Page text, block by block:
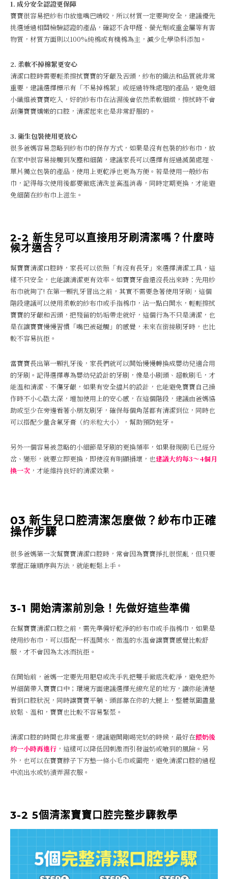
1. 成分安全認證更保障
寶寶很容易把紗布巾放進嘴巴啃咬，所以材質一定要夠安全，建議優先
挑選通過相關檢驗認證的產品，確認不含甲醛、螢光劑或重金屬等有害
物質，材質方面則以100%純棉或有機棉為主，減少化學染料添加。
2. 柔軟不掉棉絮更安心
清潔口腔時需要輕柔擦拭寶寶的牙齦及舌頭，紗布的織法和品質就非常
重要，建議選擇標示有「不易掉棉絮」或經過特殊處理的產品，避免細
小纖維被寶寶吃入，好的紗布巾在沾濕後會依然柔軟細緻，擦拭時不會
刮傷寶寶嬌嫩的口腔，清潔起來也是非常舒服的。
3. 衛生包裝使用更放心
很多爸媽容易忽略到紗布巾的保存方式，如果是沒有包裝的紗布巾，放
在家中很容易接觸到灰塵和細菌，建議家長可以選擇有經過滅菌處理、
單片獨立包裝的產品，使用上更乾淨也更為方便。若是使用一般紗布
巾，記得每次使用後都要徹底清洗並高溫消毒，同時定期更換，才能避
免細菌在紗布巾上滋生。
2-2 新生兒可以直接用牙刷清潔嗎？什麼時
候才適合？
幫寶寶清潔口腔時，家長可以依照「有沒有長牙」來選擇清潔工具，這
樣不只安全，也能讓清潔更有效率。如寶寶牙齒還沒長出來時：先用紗
布巾就夠了! 在第一顆乳牙冒出之前，其實不需要急著使用牙刷，這個
階段建議可以使用柔軟的紗布巾或手指棉巾，沾一點白開水，輕輕擦拭
寶寶的牙齦和舌頭，把殘留的奶垢帶走就好，這個行為不只是清潔，也
是在讓寶寶慢慢習慣「嘴巴被碰觸」的感覺，未來在銜接刷牙時，也比
較不容易抗拒。
當寶寶長出第一顆乳牙後，家長們就可以開始慢慢轉換成嬰幼兒適合用
的牙刷。記得選擇專為嬰幼兒設計的牙刷，像是小刷頭、超軟刷毛，才
能溫和清潔、不傷牙齦，如果有安全擋片的設計，也能避免寶寶自己操
作時不小心戳太深，增加使用上的安心感，在這個階段，建議由爸媽協
助或至少在旁邊看著小朋友刷牙，確保每個角落都有清潔到位，同時也
可以搭配少量含氟牙膏（約米粒大小），幫助預防蛀牙。
另外一個容易被忽略的小細節是牙刷的更換頻率，如果發現刷毛已經分
岔、變形，就要立即更換，即使沒有明顯損壞，也建議大約每3～4個月
換一次 ，才能維持良好的清潔效果。
03 新生兒口腔清潔怎麼做？紗布巾正確
操作步驟
很多爸媽第一次幫寶寶清潔口腔時，常會因為寶寶掙扎很慌亂，但只要
掌握正確順序與方法，就能輕鬆上手。
3-1 開始清潔前別急！先做好這些準備
在幫寶寶清潔口腔之前，需先準備好乾淨的紗布巾或手指棉巾，如果是
使用紗布巾，可以搭配一杯溫開水，微溫的水溫會讓寶寶感覺比較舒
服，才不會因為太冰而抗拒。
在開始前，爸媽一定要先用肥皂或洗手乳把雙手徹底洗乾淨，避免把外
界細菌帶入寶寶口中；環境方面建議選擇光線充足的地方，讓你能清楚
看到口腔狀況，同時讓寶寶平躺、頭部靠在你的大腿上，整體氛圍盡量
放鬆、溫和，寶寶也比較不容易緊張。
清潔口腔的時間也非常重要，建議避開剛喝完奶的時候，最好在餵奶後
約一小時再進行 ，這樣可以降低因刺激而引發溢奶或嗆到的風險。另
外，也可以在寶寶脖子下方墊一條小毛巾或圍兜，避免清潔口腔的過程
中流出水或奶漬弄濕衣服。
3-2 5個清潔寶寶口腔完整步驟教學